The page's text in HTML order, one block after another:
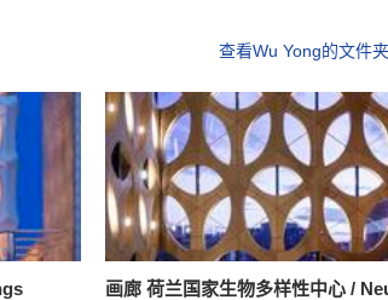
查看Wu Yong的文件夹
画廊 荷兰国家生物多样性中心 /